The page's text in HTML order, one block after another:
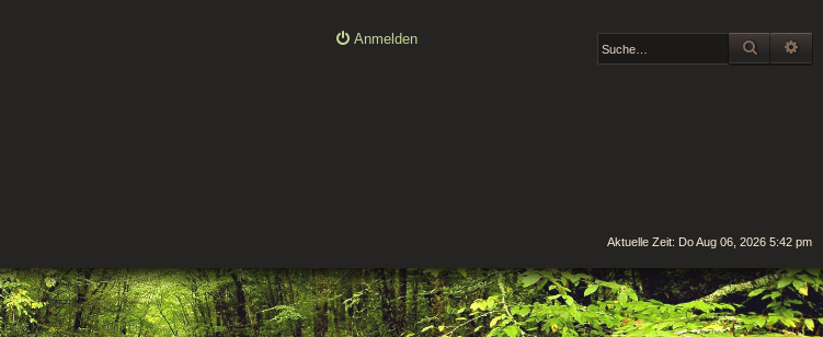
Anmelden SUCHE
Aktuelle Zeit: Do Aug 06, 2026 5:42 pm